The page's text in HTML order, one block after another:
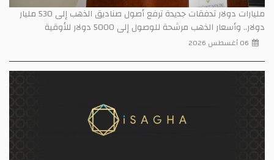
مليارات دولار تدفقات جديدة ترفع أصول صناديق الذهب إلى 530 مليار
دولار.. وأسعار الذهب مرشحة للوصول إلى 5000 دولار للأوقية
06 أغسطس 2026